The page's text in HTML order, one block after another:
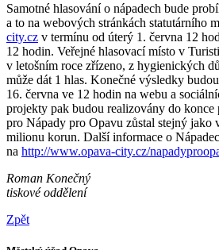
Samotné hlasování o nápadech bude
a to na webových stránkách statutárního
city.cz v termínu od úterý 1. června 12
12 hodin. Veřejné hlasovací místo v
v letošním roce zřízeno, z hygienických
může dát 1 hlas. Konečné výsledky
16. června ve 12 hodin na webu a
projekty pak budou realizovány do
pro Nápady pro Opavu zůstal stejný jako
milionu korun. Další informace o
na http://www.opava-city.cz/
Roman Konečný
tiskové oddělení
Zpět